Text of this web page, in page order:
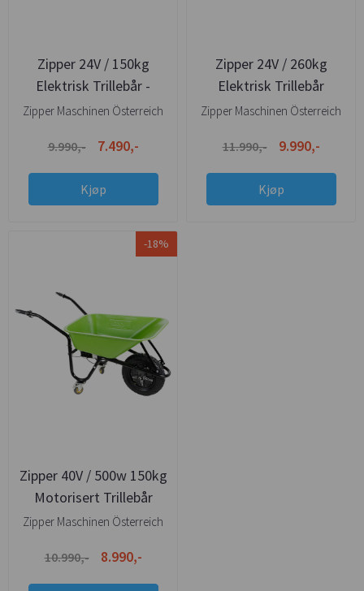
Zipper 24V / 150kg
Elektrisk Trillebår -
Europeisk Kvalitet
Zipper Maschinen Österreich
9.990,- 7.490,-
Kjøp
Zipper 24V / 260kg
Elektrisk Trillebår
Zipper Maschinen Österreich
11.990,- 9.990,-
Kjøp
-18%
Zipper 40V / 500w 150kg
Motorisert Trillebår
Zipper Maschinen Österreich
10.990,- 8.990,-